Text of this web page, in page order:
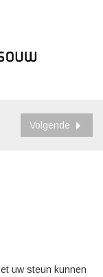
Volgende
uw steun kunnen